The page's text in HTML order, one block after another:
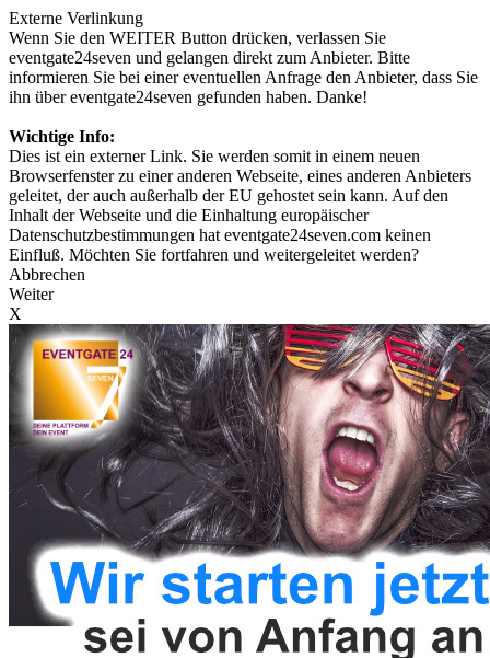
Externe Verlinkung
Wenn Sie den WEITER Button drücken, verlassen Sie
eventgate24seven und gelangen direkt zum Anbieter. Bitte
informieren Sie bei einer eventuellen Anfrage den Anbieter, dass Sie
ihn über eventgate24seven gefunden haben. Danke!
Wichtige Info:
Dies ist ein externer Link. Sie werden somit in einem neuen
Browserfenster zu einer anderen Webseite, eines anderen Anbieters
geleitet, der auch außerhalb der EU gehostet sein kann. Auf den
Inhalt der Webseite und die Einhaltung europäischer
Datenschutzbestimmungen hat eventgate24seven.com keinen
Einfluß. Möchten Sie fortfahren und weitergeleitet werden?
Abbrechen
Weiter
X